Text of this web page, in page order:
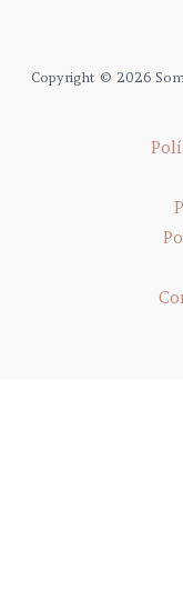
Copyright © 2026